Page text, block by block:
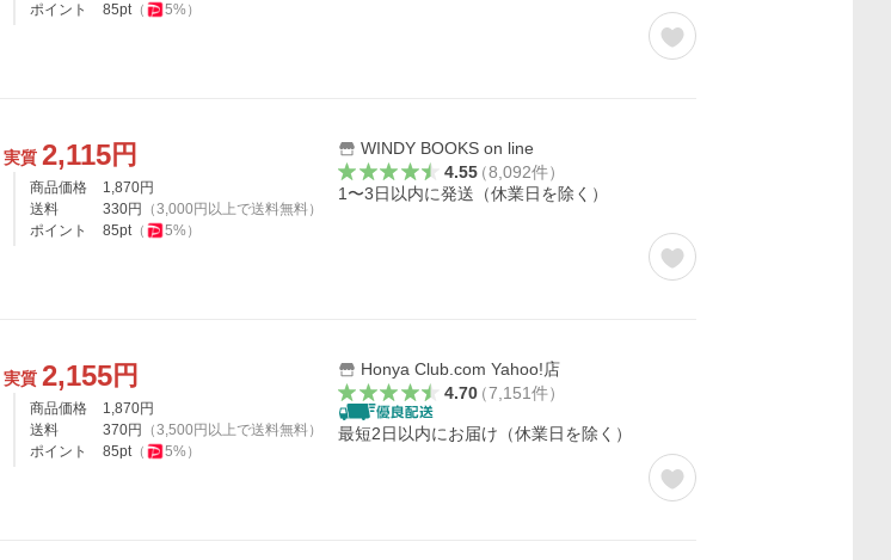
ポイント
85pt（ 5%）
実質 2,115円
商品価格 1,870円
送料
330円 （3,000 円以上で送料無料）
ポイント
85pt（ 5%）
WINDY BOOKS on line
4.55（8,092件）
1〜3日以内に発送（休業日を除く）
実質 2,155円
商品価格 1,870円
送料
370円 （3,500 円以上で送料無料）
ポイント
85pt（ 5%）
Honya Club.com Yahoo!店
4.70（7,151件）
最短2日以内にお届け（休業日を除く）